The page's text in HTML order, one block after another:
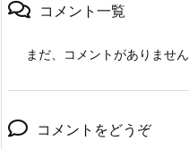
コメント一覧
まだ、コメントがありません
コメントをどうぞ